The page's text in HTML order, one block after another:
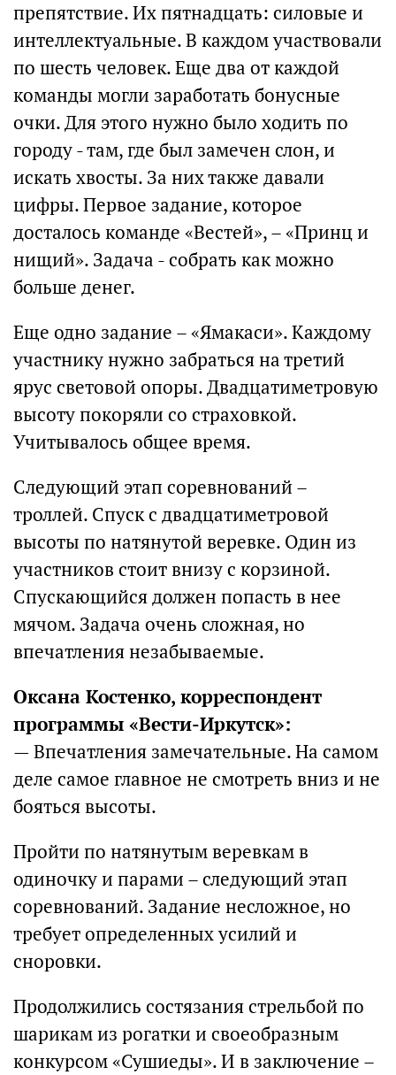
препятствие. Их пятнадцать: силовые и
интеллектуальные. В каждом участвовали
по шесть человек. Еще два от каждой
команды могли заработать бонусные
очки. Для этого нужно было ходить по
городу - там, где был замечен слон, и
искать хвосты. За них также давали
цифры. Первое задание, которое
досталось команде «Вестей», – «Принц и
нищий». Задача - собрать как можно
больше денег.
Еще одно задание – «Ямакаси». Каждому
участнику нужно забраться на третий
ярус световой опоры. Двадцатиметровую
высоту покоряли со страховкой.
Учитывалось общее время.
Следующий этап соревнований –
троллей. Спуск с двадцатиметровой
высоты по натянутой веревке. Один из
участников стоит внизу с корзиной.
Спускающийся должен попасть в нее
мячом. Задача очень сложная, но
впечатления незабываемые.
Оксана Костенко, корреспондент
программы «Вести-Иркутск»:
— Впечатления замечательные. На самом
деле самое главное не смотреть вниз и не
бояться высоты.
Пройти по натянутым веревкам в
одиночку и парами – следующий этап
соревнований. Задание несложное, но
требует определенных усилий и
сноровки.
Продолжились состязания стрельбой по
шарикам из рогатки и своеобразным
конкурсом «Сушиеды». И в заключение –